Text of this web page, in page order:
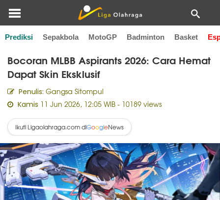
Prediksi Sepakbola MotoGP Badminton Basket
Home Esports
Bocoran MLBB Aspirants 2026: Cara Hemat
Dapat Skin Eksklusif
Penulis: Gangsa Sitompul
Kamis 11 Jun 2026, 12:05 WIB - 10189 views
Ikuti Ligaolahraga.com diGoogleNews